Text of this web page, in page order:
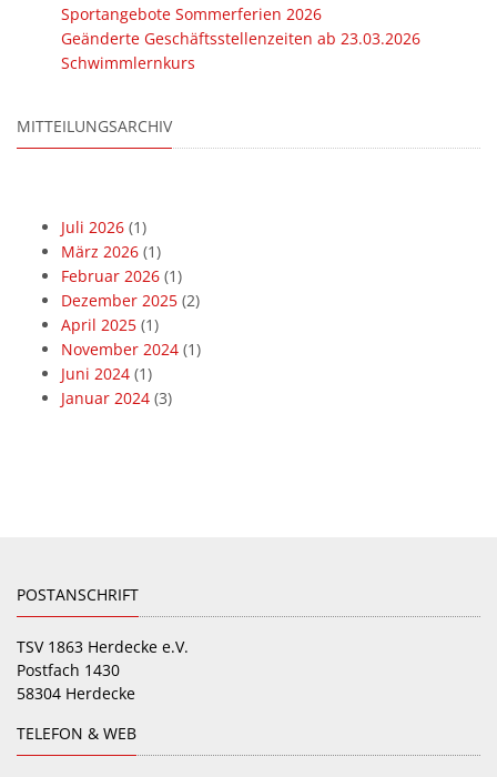
Sportangebote Sommerferien 2026
Geänderte Geschäftsstellenzeiten ab 23.03.2026
Schwimmlernkurs
MITTEILUNGSARCHIV
Juli 2026 (1)
März 2026 (1)
Februar 2026 (1)
Dezember 2025 (2)
April 2025 (1)
November 2024 (1)
Juni 2024 (1)
Januar 2024 (3)
POSTANSCHRIFT
TSV 1863 Herdecke e.V.
Postfach 1430
58304 Herdecke
TELEFON & WEB